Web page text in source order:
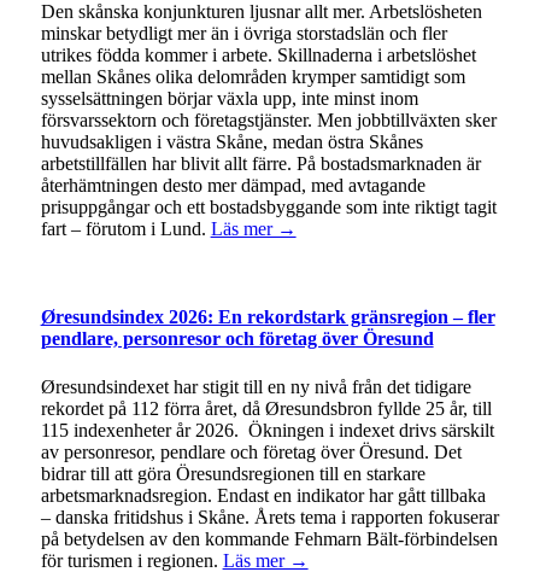
Den skånska konjunkturen ljusnar allt mer. Arbetslösheten
minskar betydligt mer än i övriga storstadslän och fler
utrikes födda kommer i arbete. Skillnaderna i arbetslöshet
mellan Skånes olika delområden krymper samtidigt som
sysselsättningen börjar växla upp, inte minst inom
försvarssektorn och företagstjänster. Men jobbtillväxten sker
huvudsakligen i västra Skåne, medan östra Skånes
arbetstillfällen har blivit allt färre. På bostadsmarknaden är
återhämtningen desto mer dämpad, med avtagande
prisuppgångar och ett bostadsbyggande som inte riktigt tagit
fart – förutom i Lund. Läs mer →
Øresundsindex 2026: En rekordstark gränsregion – fler
pendlare, personresor och företag över Öresund
Øresundsindexet har stigit till en ny nivå från det tidigare
rekordet på 112 förra året, då Øresundsbron fyllde 25 år, till
115 indexenheter år 2026. Ökningen i indexet drivs särskilt
av personresor, pendlare och företag över Öresund. Det
bidrar till att göra Öresundsregionen till en starkare
arbetsmarknadsregion. Endast en indikator har gått tillbaka
– danska fritidshus i Skåne. Årets tema i rapporten fokuserar
på betydelsen av den kommande Fehmarn Bält-förbindelsen
för turismen i regionen. Läs mer →